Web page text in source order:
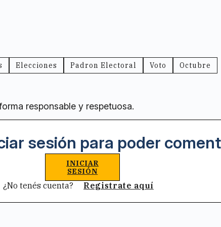
Elecciones Padron Electoral Voto Octubre
responsable y respetuosa.
sesión para poder
INICIAR
SESIÓN
¿No tenés cuenta? Registrate aquí